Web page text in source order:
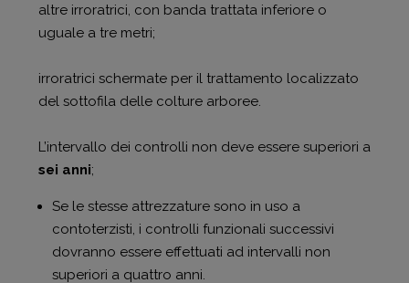
altre irroratrici, con banda trattata inferiore o
uguale a tre metri;
irroratrici schermate per il trattamento localizzato
del sottofila delle colture arboree.
L’intervallo dei controlli non deve essere superiori a
sei anni;
Se le stesse attrezzature sono in uso a
contoterzisti, i controlli funzionali successivi
dovranno essere effettuati ad intervalli non
superiori a quattro anni.